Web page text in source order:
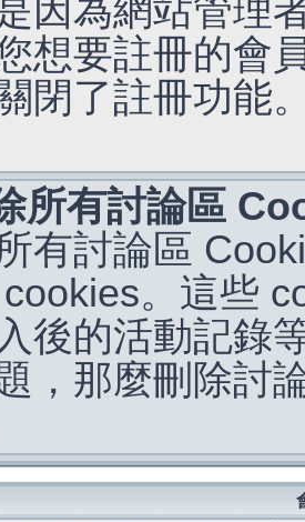
因為網站管理
想要註冊的會
閉了註冊功能
所有討論區
所有討論區
。這些
後的活動記錄
，那麼刪除討